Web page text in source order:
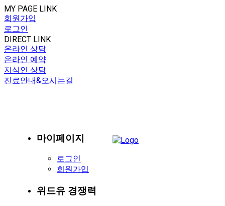
MY PAGE LINK
회원가입
로그인
DIRECT LINK
온라인 상담
온라인 예약
지식인 상담
진료안내&오시는길
마이페이지
로그인
회원가입
위드유 경쟁력